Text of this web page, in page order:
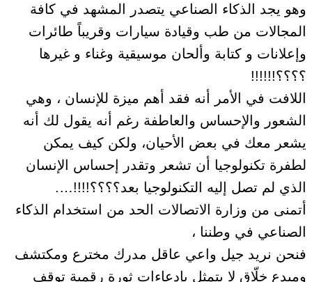
وهو يجد الذكاء الصناعي يتصدر المشهد في كافة
المجالات من طب وقيادة سيارات وقريباً طائرات
وإعلانات و كتابة وألحان موسيقية وغناء و غيرها
؟؟؟؟!!!!!!
اللافت في الأمر أنه فقد أهم ميزة للإنسان ، وهي
الشعور والإحساس والعاطفة رغم أنه يقول لك أنه
يشعر معك في بعض الأحيان، ولكن كيف يمكن
لطفرة تكنولوجيا أن تشعر وتقدر إحساس الإنسان
الذي لم تصل إليه التكنولوجيا بعد؟؟؟؟!!!!….
أتمنى من وزارة الاتصالات الحد من استخدام الذكاء
الصناعي في وطننا ،
فنحن نريد جيل واعي عاقل مدرك مخترع ومكتشف
ومبدع خلّاق لا يتمثل بإدعاءات ثورة رقمية توقف